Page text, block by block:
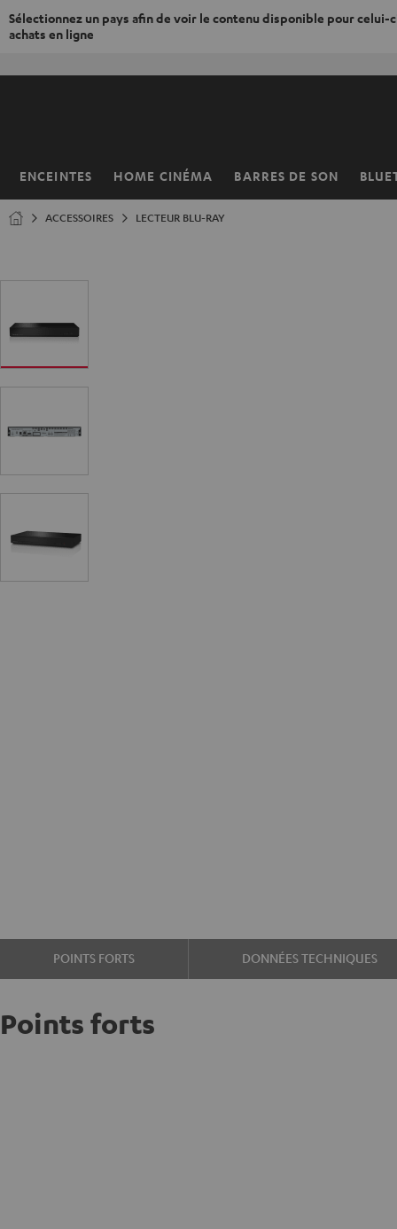
Sélectionnez un pays afin de voir le contenu disponible pour celui-
achats en ligne
ENCEINTES HOME CINÉMA BARRES DE SON
Page
ACCESSOIRES LECTEUR BLU-RAY
POINTS FORTS DONNÉES TECHNIQUES
Points forts